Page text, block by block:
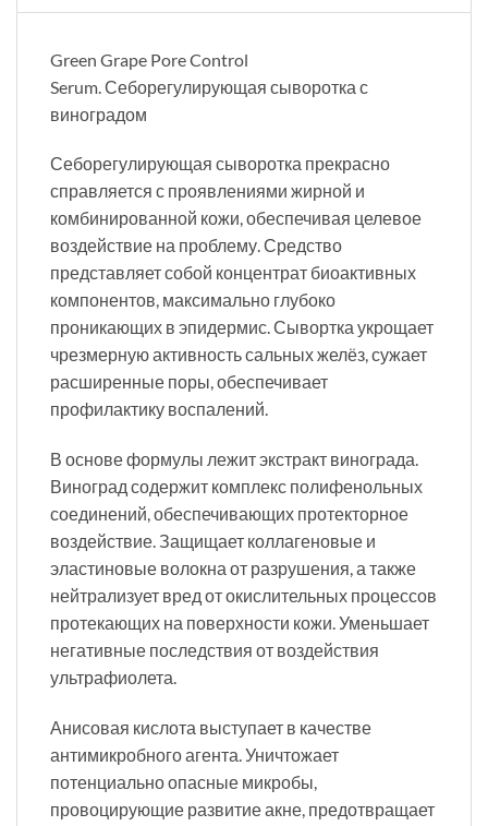
Green Grape Pore Control
Serum. Себорегулирующая сыворотка с
виноградом
Себорегулирующая сыворотка прекрасно
справляется с проявлениями жирной и
комбинированной кожи, обеспечивая целевое
воздействие на проблему. Средство
представляет собой концентрат биоактивных
компонентов, максимально глубоко
проникающих в эпидермис. Сывортка укрощает
чрезмерную активность сальных желёз, сужает
расширенные поры, обеспечивает
профилактику воспалений.
В основе формулы лежит экстракт винограда.
Виноград содержит комплекс полифенольных
соединений, обеспечивающих протекторное
воздействие. Защищает коллагеновые и
эластиновые волокна от разрушения, а также
нейтрализует вред от окислительных процессов
протекающих на поверхности кожи. Уменьшает
негативные последствия от воздействия
ультрафиолета.
Анисовая кислота выступает в качестве
антимикробного агента. Уничтожает
потенциально опасные микробы,
провоцирующие развитие акне, предотвращает